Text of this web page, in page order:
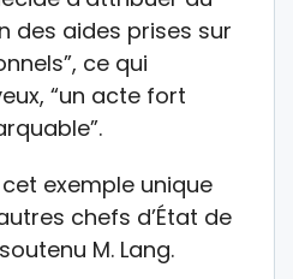
des aides prises sur
ce qui
“un acte fort
exemple unique
chefs d’État de
M. Lang.